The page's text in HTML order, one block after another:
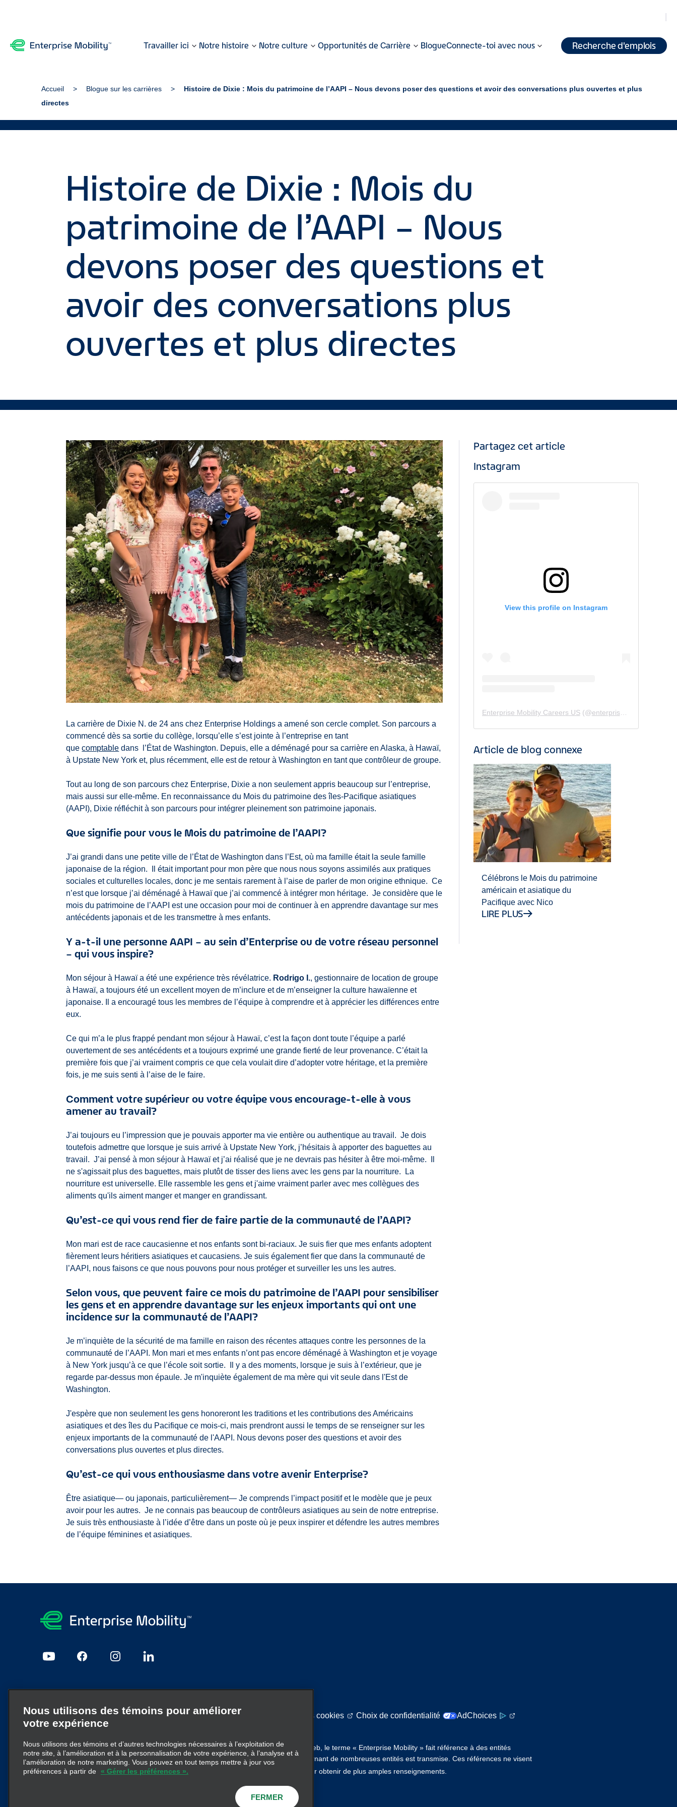
Travailler ici Notre histoire Notre culture Opportunités de Carrière BlogueConnecte-toi avec nous Recherche d'emplois
Accueil Blogue sur les carrières
Histoire de Dixie : Mois du patrimoine de l’AAPI – Nous devons poser des questions et avoir des conversations plus ouvertes et plus
directes
Histoire de Dixie : Mois du
patrimoine de l’AAPI – Nous
devons poser des questions et
avoir des conversations plus
ouvertes et plus directes
La carrière de Dixie N. de 24 ans chez Enterprise Holdings a amené son cercle complet. Son parcours a
commencé dès sa sortie du collège, lorsqu’elle s’est jointe à l’entreprise en tant
quecomptable dans l’État de Washington. Depuis, elle a déménagé pour sa carrière en Alaska, à Hawaï,
à Upstate New York et, plus récemment, elle est de retour à Washington en tant que contrôleur de groupe.
Tout au long de son parcours chez Enterprise, Dixie a non seulement appris beaucoup sur l’entreprise,
mais aussi sur elle-même. En reconnaissance du Mois du patrimoine des îles-Pacifique asiatiques
(AAPI), Dixie réfléchit à son parcours pour intégrer pleinement son patrimoine japonais.
Que signifie pour vous le Mois du patrimoine de l’AAPI?
J’ai grandi dans une petite ville de l’État de Washington dans l’Est, où ma famille était la seule famille
japonaise de la région. Il était important pour mon père que nous nous soyons assimilés aux pratiques
sociales et culturelles locales, donc je me sentais rarement à l’aise de parler de mon origine ethnique. Ce
n’est que lorsque j’ai déménagé à Hawaï que j’ai commencé à intégrer mon héritage. Je considère que le
mois du patrimoine de l’AAPI est une occasion pour moi de continuer à en apprendre davantage sur mes
antécédents japonais et de les transmettre à mes enfants.
Y a-t-il une personne AAPI – au sein d’Enterprise ou de votre réseau personnel
– qui vous inspire?
Mon séjour à Hawaï a été une expérience très révélatrice. Rodrigo I., gestionnaire de location de groupe
à Hawaï, a toujours été un excellent moyen de m’inclure et de m’enseigner la culture hawaïenne et
japonaise. Il a encouragé tous les membres de l’équipe à comprendre et à apprécier les différences entre
eux.
Ce qui m’a le plus frappé pendant mon séjour à Hawaï, c’est la façon dont toute l’équipe a parlé
ouvertement de ses antécédents et a toujours exprimé une grande fierté de leur provenance. C’était la
première fois que j’ai vraiment compris ce que cela voulait dire d’adopter votre héritage, et la première
fois, je me suis senti à l’aise de le faire.
Comment votre supérieur ou votre équipe vous encourage-t-elle à vous
amener au travail?
J’ai toujours eu l’impression que je pouvais apporter ma vie entière ou authentique au travail. Je dois
toutefois admettre que lorsque je suis arrivé à Upstate New York, j’hésitais à apporter des baguettes au
travail. J’ai pensé à mon séjour à Hawaï et j’ai réalisé que je ne devrais pas hésiter à être moi-même. Il
ne s'agissait plus des baguettes, mais plutôt de tisser des liens avec les gens par la nourriture. La
nourriture est universelle. Elle rassemble les gens et j'aime vraiment parler avec mes collègues des
aliments qu'ils aiment manger et manger en grandissant.
Qu’est-ce qui vous rend fier de faire partie de la communauté de l’AAPI?
Mon mari est de race caucasienne et nos enfants sont bi-raciaux. Je suis fier que mes enfants adoptent
fièrement leurs héritiers asiatiques et caucasiens. Je suis également fier que dans la communauté de
l’AAPI, nous faisons ce que nous pouvons pour nous protéger et surveiller les uns les autres.
Selon vous, que peuvent faire ce mois du patrimoine de l’AAPI pour sensibiliser
les gens et en apprendre davantage sur les enjeux importants qui ont une
incidence sur la communauté de l’AAPI?
Je m’inquiète de la sécurité de ma famille en raison des récentes attaques contre les personnes de la
communauté de l’AAPI. Mon mari et mes enfants n’ont pas encore déménagé à Washington et je voyage
à New York jusqu’à ce que l’école soit sortie. Il y a des moments, lorsque je suis à l’extérieur, que je
regarde par-dessus mon épaule. Je m'inquiète également de ma mère qui vit seule dans l'Est de
Washington.
J'espère que non seulement les gens honoreront les traditions et les contributions des Américains
asiatiques et des îles du Pacifique ce mois-ci, mais prendront aussi le temps de se renseigner sur les
enjeux importants de la communauté de l'AAPI. Nous devons poser des questions et avoir des
conversations plus ouvertes et plus directes.
Qu’est-ce qui vous enthousiasme dans votre avenir Enterprise?
Être asiatique― ou japonais, particulièrement― Je comprends l’impact positif et le modèle que je peux
avoir pour les autres. Je ne connais pas beaucoup de contrôleurs asiatiques au sein de notre entreprise.
Je suis très enthousiaste à l’idée d’être dans un poste où je peux inspirer et défendre les autres membres
de l’équipe féminines et asiatiques.
Partagez cet article
Instagram
View this profile on Instagram
Enterprise Mobility Careers US(@enterprisemobility.careers.us
Article de blog connexe
Célébrons le Mois du patrimoine
américain et asiatique du
Pacifique avec Nico
LIRE PLUS
Plan du siteJobsPrivacy@em.com ConfidentialitéPolitique sur l'utilisation des cookies Choix de confidentialité AdChoices
Enterprise Mobility est un important fournisseur de services de mobilité. Sur ce site Web, le terme « Enterprise Mobility » fait référence à des entités
d’entreprise particulières ou à la marque Enterprise Mobility, et de l’information concernant de nombreuses entités est transmise. Ces références ne visent
pas à transmettre ni à remplacer la structure d’entreprise existante. Cliquez
pour obtenir de plus amples renseignements.
Nous utilisons des témoins pour améliorer
votre expérience
Nous utilisons des témoins et d’autres technologies nécessaires à l’exploitation de
notre site, à l’amélioration et à la personnalisation de votre expérience, à l’analyse et à
l’amélioration de notre marketing. Vous pouvez en tout temps mettre à jour vos
préférences à partir de « Gérer les préférences ».
FERMER